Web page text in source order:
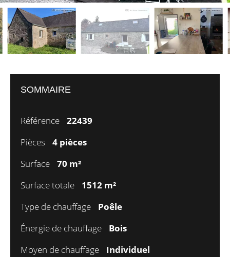
SOMMAIRE
Référence
22439
Pièces
4 pièces
Surface
70 m²
Surface totale
1512 m²
Type de chauffage
Poêle
Énergie de chauffage
Bois
Moyen de chauffage
Individuel